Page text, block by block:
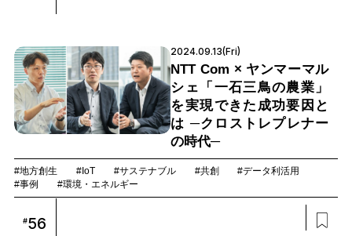
2024.09.13(Fri)
NTT Com × ヤンマーマル
シェ「一石三鳥の農業」
を実現できた成功要因と
は ─クロストレプレナー
の時代─
#地方創生 #IoT #サステナブル #共創
#データ利活用
#事例
#環境・エネルギー
#56